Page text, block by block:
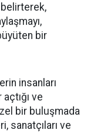
bir
insanları
ve
bir buluşmada
sanatçıları ve